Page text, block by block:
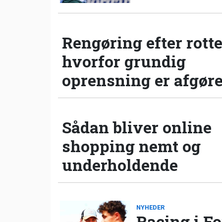
Rengøring efter
hvorfor grundig
oprensning er
Sådan bliver online
shopping nemt og
underholdende
NYHEDER